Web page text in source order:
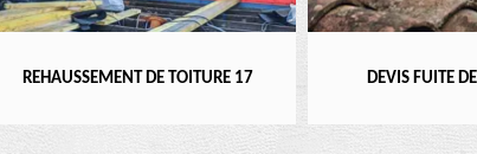
DEVIS FUITE DE TOITURE 17